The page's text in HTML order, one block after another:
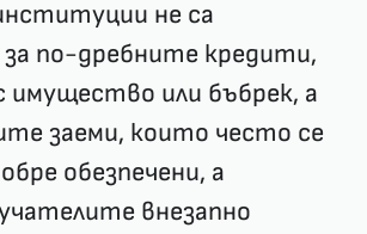
не са
по-дребните кредити,
имущество или бъбрек, а
заеми, които често се
обезпечени, а
внезапно